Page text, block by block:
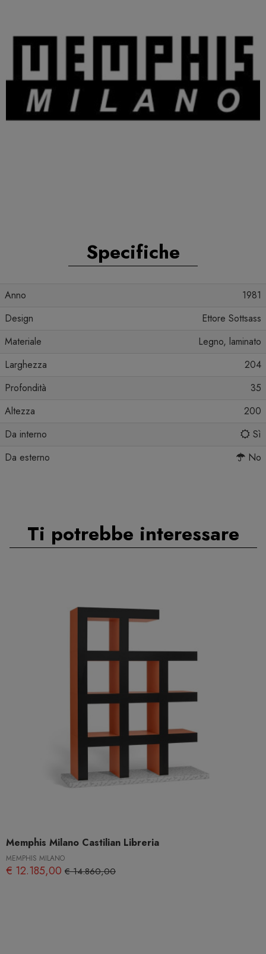
Specifiche
Anno
1981
Design
Ettore Sottsass
Materiale
Legno, laminato
Larghezza
204
Profondità
35
Altezza
200
Da interno
Sì
Da esterno
No
Ti potrebbe interessare
Memphis Milano Castilian Libreria
MEMPHIS MILANO
€ 12.185,00 € 14.860,00